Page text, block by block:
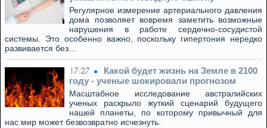
Регулярное измерение артериального давления
дома позволяет вовремя заметить возможные
нарушения в работе сердечно-сосудистой
системы. Это особенно важно, поскольку гипертония нередко
развивается без…
17:27
Какой будет жизнь на Земле в 2100
году - ученые шокировали прогнозом
Масштабное исследование австралийских
ученых раскрыло жуткий сценарий будущего
нашей планеты, по которому привычный для
нас мир может безвозвратно исчезнуть.